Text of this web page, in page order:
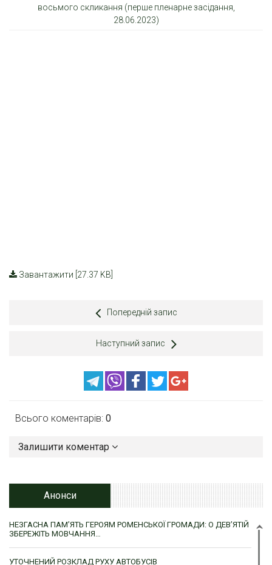
восьмого скликання (перше пленарне засідання,
28.06.2023)
Завантажити [27.37 KB]
Попередній запис
Наступний запис
Всього коментарів: 0
Залишити коментар
Анонси
НЕЗГАСНА ПАМ’ЯТЬ ГЕРОЯМ РОМЕНСЬКОЇ ГРОМАДИ: О ДЕВ’ЯТІЙ
ЗБЕРЕЖІТЬ МОВЧАННЯ…
УТОЧНЕНИЙ РОЗКЛАД РУХУ АВТОБУСІВ